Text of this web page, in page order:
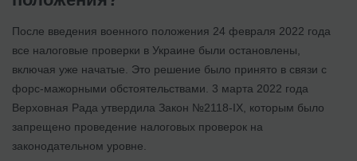
После введения военного положения 24 февраля 2022 года
все налоговые проверки в Украине были остановлены,
включая уже начатые. Это решение было принято в связи с
форс-мажорными обстоятельствами. 3 марта 2022 года
Верховная Рада утвердила Закон №2118-IX, которым было
запрещено проведение налоговых проверок на
законодательном уровне.